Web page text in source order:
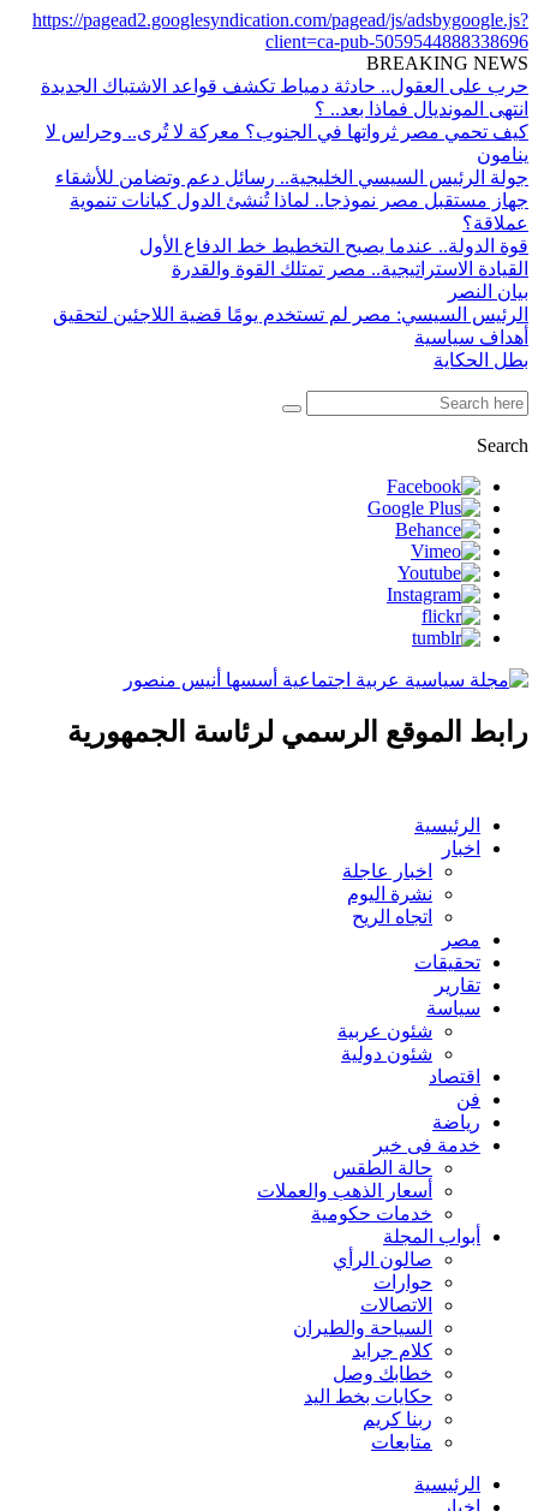
https://pagead2.googlesyndication.com/pagead/js/adsbygoogle.js?
client=ca-pub-5059544888338696
BREAKING NEWS
حرب على العقول.. حادثة دمياط تكشف قواعد الاشتباك الجديدة
انتهى المونديال فماذا بعد.. ؟
كيف تحمي مصر ثرواتها في الجنوب؟ معركة لا تُرى.. وحراس لا
ينامون
جولة الرئيس السيسي الخليجية.. رسائل دعم وتضامن للأشقاء
جهاز مستقبل مصر نموذجا.. لماذا تُنشئ الدول كيانات تنموية
عملاقة؟
قوة الدولة.. عندما يصبح التخطيط خط الدفاع الأول
القيادة الاستراتيجية.. مصر تمتلك القوة والقدرة
بيان النصر
الرئيس السيسي: مصر لم تستخدم يومًا قضية اللاجئين لتحقيق
أهداف سياسية
بطل الحكاية
Search
رابط الموقع الرسمي لرئاسة الجمهورية
الرئيسية
اخبار
اخبار عاجلة
نشرة اليوم
اتجاه الريح
مصر
تحقيقات
تقارير
سياسة
شئون عربية
شئون دولية
اقتصاد
فن
رياضة
خدمة فى خبر
حالة الطقس
أسعار الذهب والعملات
خدمات حكومية
أبواب المجلة
صالون الرأي
حوارات
الاتصالات
السياحة والطيران
كلام جرايد
خطابك وصل
حكايات بخط اليد
ربنا كريم
متابعات
الرئيسية
اخبار